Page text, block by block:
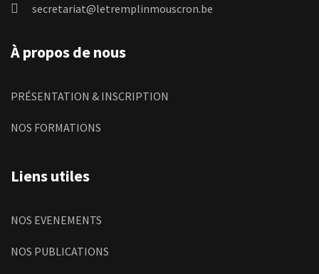
secretariat@letremplinmouscron.be
À propos de nous
PRÉSENTATION & INSCRIPTION
NOS FORMATIONS
Liens utiles
NOS EVENEMENTS
NOS PUBLICATIONS